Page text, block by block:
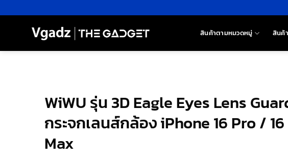
ไป
สินค้าตามหมวดหมู่ สินค้
WiWU รุ่น 3D Eagle Eyes Lens
กระจกเลนส์กล้อง iPhone 16 Pro /
Max